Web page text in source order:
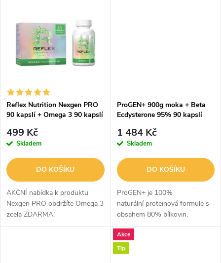
ůů
Reflex Nutrition Nexgen PRO
90 kapslí + Omega 3 90 kapslí
499 Kč
Skladem
DO KOŠÍKU
AKČNÍ nabídka k produktu
Nexgen PRO obdržíte Omega 3
zcela ZDARMA!
ProGEN+ 900g moka + Beta
Ecdysterone 95% 90 kapslí
1 484 Kč
Skladem
DO KOŠÍKU
ProGEN+ je 100%
naturální proteinová formule s
obsahem 80% bílkovin,
obsahující plnohodnotné
spektrum aminokyselin (
rostlinné zdroje + aditivum
Akce
Tip